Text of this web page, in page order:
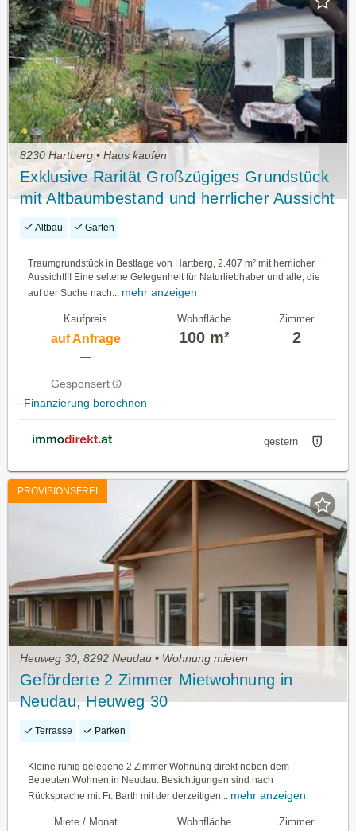
8230 Hartberg • Haus kaufen
Exklusive Rarität Großzügiges Grundstück
mit Altbaumbestand und herrlicher Aussicht
Altbau Garten
Traumgrundstück in Bestlage von Hartberg, 2.407 m² mit herrlicher
Aussicht!!! Eine seltene Gelegenheit für Naturliebhaber und alle, die
auf der Suche nach...
mehr anzeigen
Kaufpreis
auf Anfrage
—
Gesponsert
Finanzierung berechnen
Wohnfläche
100 m²
Zimmer
2
gestern
PROVISIONSFREI
Heuweg 30, 8292 Neudau • Wohnung mieten
Geförderte 2 Zimmer Mietwohnung in
Neudau, Heuweg 30
Terrasse Parken
Kleine ruhig gelegene 2 Zimmer Wohnung direkt neben dem
Betreuten Wohnen in Neudau. Besichtigungen sind nach
Rücksprache mit Fr. Barth mit der derzeitigen... mehr anzeigen
Miete / Monat Wohnfläche Zimmer